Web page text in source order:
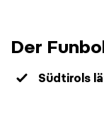
Der
Südtirols